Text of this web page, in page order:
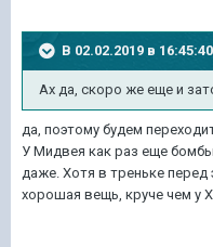
В 02.02.2019 в
Ах да, скоро же еще и
да, поэтому будем
У Мидвея как раз еще
даже. Хотя в треньке
хорошая вещь, круче чем у